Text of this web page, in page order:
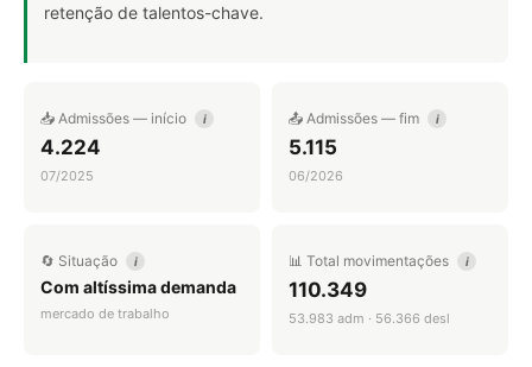
retenção de talentos-chave.
📥 Admissões — início i
4.224
07/2025
📤 Admissões — fim i
5.115
06/2026
🔄 Situação i
Com altíssima demanda
mercado de trabalho
📊 Total movimentações i
110.349
53.983 adm · 56.366 desl